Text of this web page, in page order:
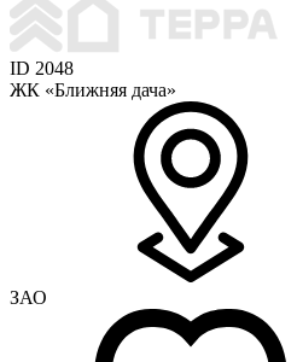
ID 2048
ЖК «Ближняя дача»
ЗАО